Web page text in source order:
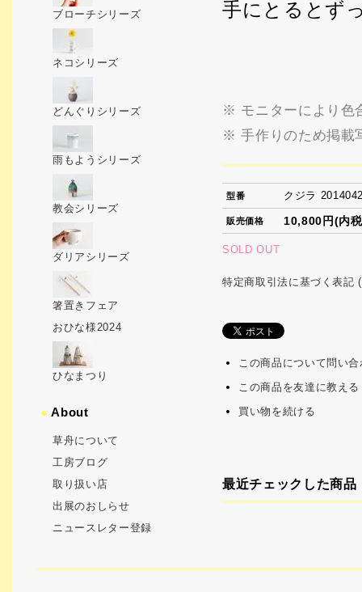
手にとるとず
※ モニターにより色
※ 手作りのため掲載
型番 クジラ
販売価格 10,800円(内
SOLD OUT
特定商取引法に基づく表記
この商品について問い
この商品を友達に教える
買い物を続ける
最近チェックした商品
ブローチシリーズ
ネコシリーズ
どんぐりシリーズ
雨もようシリーズ
教会シリーズ
ダリアシリーズ
箸置きフェア
おひな様2024
ひなまつり
●About
草舟について
工房ブログ
取り扱い店
出展のおしらせ
ニュースレター登録